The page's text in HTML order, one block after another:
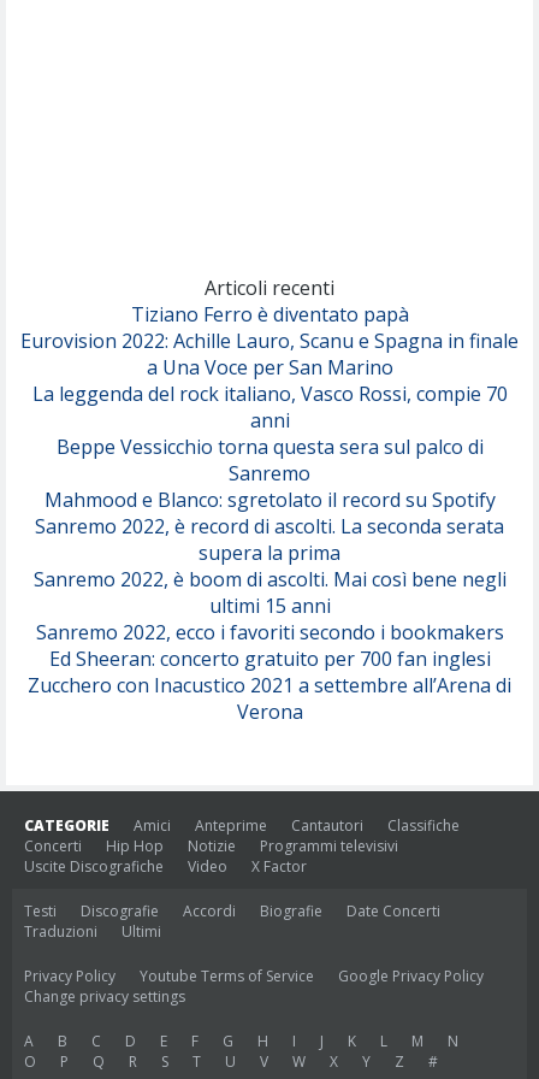
Serenamente
Articoli recenti
Tiziano Ferro è diventato papà
Eurovision 2022: Achille Lauro, Scanu e Spagna in finale
a Una Voce per San Marino
La leggenda del rock italiano, Vasco Rossi, compie 70
anni
Beppe Vessicchio torna questa sera sul palco di
Sanremo
Mahmood e Blanco: sgretolato il record su Spotify
Sanremo 2022, è record di ascolti. La seconda serata
supera la prima
Sanremo 2022, è boom di ascolti. Mai così bene negli
ultimi 15 anni
Sanremo 2022, ecco i favoriti secondo i bookmakers
Ed Sheeran: concerto gratuito per 700 fan inglesi
Zucchero con Inacustico 2021 a settembre all’Arena di
Verona
CATEGORIE Amici Anteprime Cantautori
Classifiche
Concerti
Hip Hop Notizie
Programmi televisivi
Uscite Discografiche
Video X Factor
Testi Discografie Accordi Biografie
Date Concerti
Traduzioni
Ultimi
Privacy Policy Youtube Terms of Service
Google Privacy Policy
Change privacy settings
A B C D E F G H I J K L M
N
O
P Q R S T U V W X Y Z #